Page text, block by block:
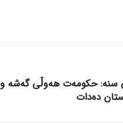
سنە: حکومەت هەوڵی گەشە و
دەدات